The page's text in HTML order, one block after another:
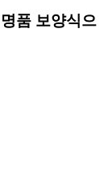
품 보양식으